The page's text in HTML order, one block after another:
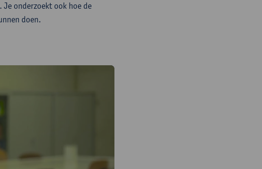
onderzoekt ook hoe de
doen.